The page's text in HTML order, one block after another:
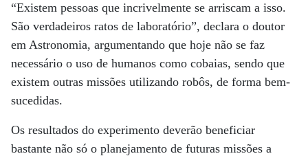
“Existem pessoas que incrivelmente se arriscam a isso.
São verdadeiros ratos de laboratório”, declara o doutor
em Astronomia, argumentando que hoje não se faz
necessário o uso de humanos como cobaias, sendo que
existem outras missões utilizando robôs, de forma bem-
sucedidas.
Os resultados do experimento deverão beneficiar
bastante não só o planejamento de futuras missões a